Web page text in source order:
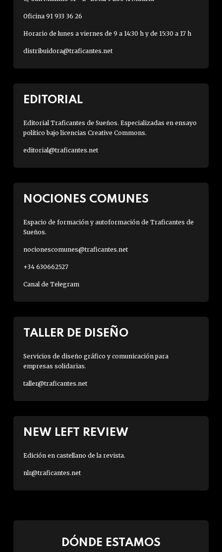
Oficina 91 933 36 26
Horario de lunes a viernes de 9 a 14:30 h y de 15:30 a 17 h
distribuidora@traficantes.net
EDITORIAL
Editorial Traficantes de Sueños. Especializadas en ensayo
político bajo licencias Creative Commons.
editorial@traficantes.net
NOCIONES COMUNES
Espacio de formación y autoformación de Traficantes de
Sueños.
nocionescomunes@traficantes.net
+34 630662527
Canal de Telegram
TALLER DE DISEÑO
Servicios de diseño gráfico y comunicación para
empresas solidarias.
taller@traficantes.net
NEW LEFT REVIEW
Edición en castellano de la revista.
nlr@traficantes.net
DÓNDE ESTAMOS